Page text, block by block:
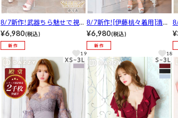
8/7新作!武器ちら魅せで視線
集中！フロントジップホール
ウエストビジューAラインミ
ニ丈キャバドレス[SML/3サ
イズ展開]
¥6,980(税込)
19
8/7新作![伊藤桃々着用]清楚
系ビジュNO.1！シフォン袖
ビジューカットアウトプリー
ツツイードAラインミニ丈キ
ャバドレス[SML/3サイズ展
開]
¥6,980(税込)
18